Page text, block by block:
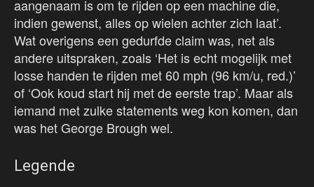
aangenaam is om te rijden op een machine die,
indien gewenst, alles op wielen achter zich laat’.
Wat overigens een gedurfde claim was, net als
andere uitspraken, zoals ‘Het is echt mogelijk met
losse handen te rijden met 60 mph (96 km/u, red.)’
of ‘Ook koud start hij met de eerste trap’. Maar als
iemand met zulke statements weg kon komen, dan
was het George Brough wel.
Legende